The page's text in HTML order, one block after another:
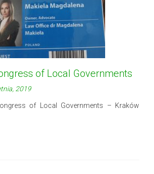
of Local Governments
2019
of Local Governments – Kraków